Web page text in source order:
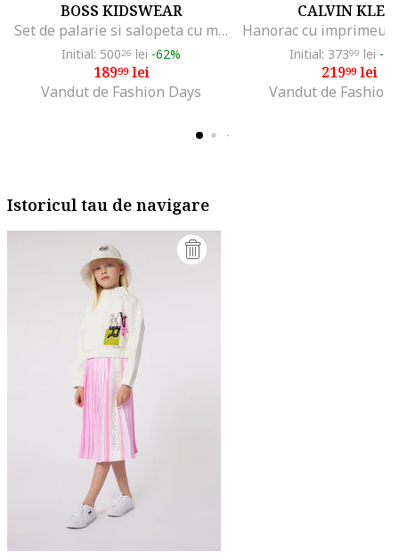
BOSS KIDSWEAR
Set de palarie si salopeta cu model, Albastru prafuit
Initial: 50026 lei -62%
18999lei
Vandut de Fashion Days
CALVIN
Initial: 37399 lei -
21999lei
Vandut de Fashion
Istoricul tau de navigare